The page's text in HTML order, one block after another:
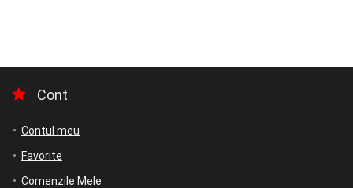
Cont
Contul meu
Favorite
Comenzile Mele